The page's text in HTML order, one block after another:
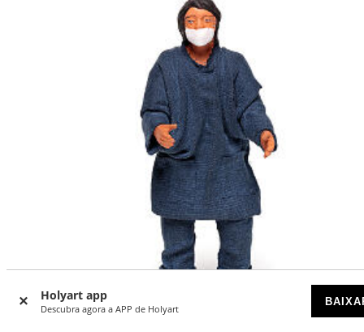
Holyart app
Descubra agora a APP de Holyart